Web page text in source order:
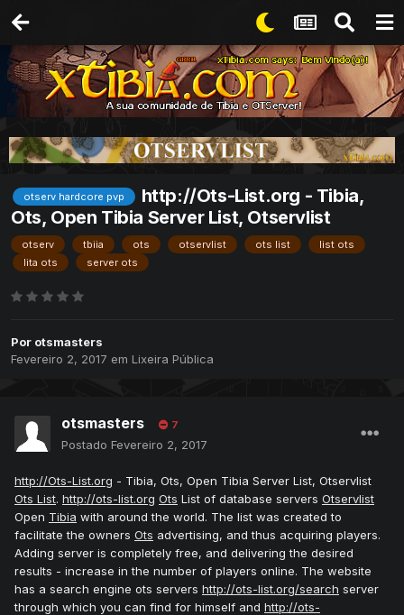
otserv hardcore pvp
http://Ots-List.org - Tibia,
Ots, Open Tibia Server List, Otservlist
otserv tbiia ots otservlist ots list
list ots
lita ots
server ots
Por otsmasters
Fevereiro 2, 2017 em Lixeira Pública
otsmasters 7
Postado Fevereiro 2, 2017
http://Ots-List.org - Tibia, Ots, Open Tibia Server List, Otservlist
Ots List. http://ots-list.org Ots List of database servers Otservlist
Open Tibia with around the world. The list was created to
facilitate the owners Ots advertising, and thus acquiring players.
Adding server is completely free, and delivering the desired
results - increase in the number of players online. The website
has a search engine ots servers http://ots-list.org/search server
through which you can find for himself and http://ots-